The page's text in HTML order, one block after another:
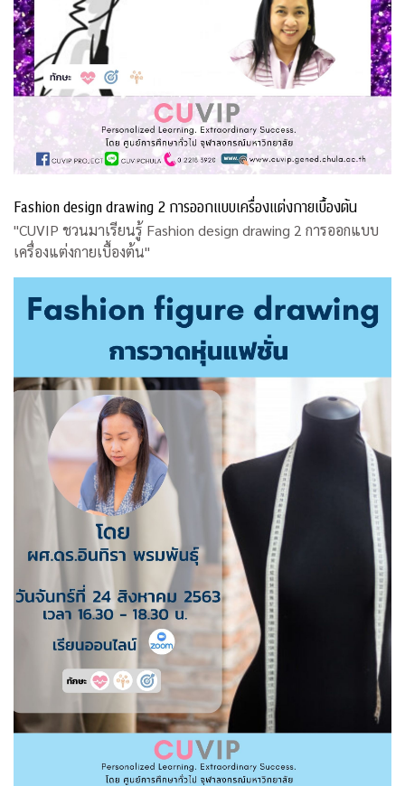
Fashion design drawing 2 การออกแบบเครื่องแต่งกายเบื้องต้น
"CUVIP ชวนมาเรียนรู้ Fashion design drawing 2 การออกแบบ
เครื่องแต่งกายเบื้องต้น"